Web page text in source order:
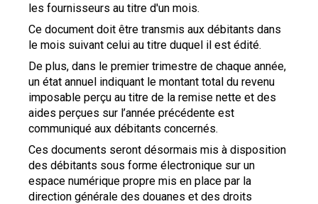
les fournisseurs au titre d'un mois.
Ce document doit être transmis aux débitants dans
le mois suivant celui au titre duquel il est édité.
De plus, dans le premier trimestre de chaque année,
un état annuel indiquant le montant total du revenu
imposable perçu au titre de la remise nette et des
aides perçues sur l’année précédente est
communiqué aux débitants concernés.
Ces documents seront désormais mis à disposition
des débitants sous forme électronique sur un
espace numérique propre mis en place par la
direction générale des douanes et des droits